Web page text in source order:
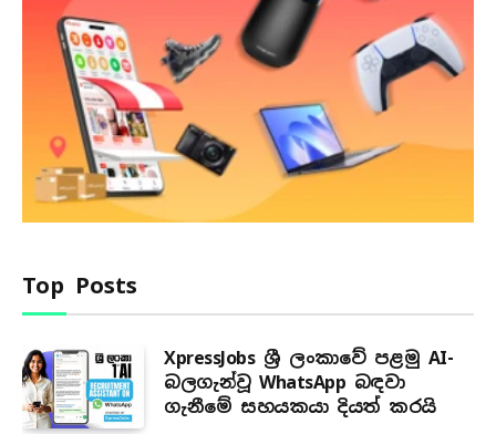
Top Posts
XpressJobs ශ්‍රී ලංකාවේ පළමු AI-
බලගැන්වූ WhatsApp බඳවා
ගැනීමේ සහයකයා දියත් කරයි